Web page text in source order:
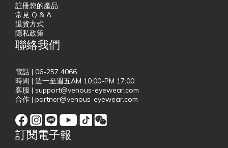
註冊您的產品
常見 Q & A
退貨方式
隱私政策
聯絡我們
電話 | 06-257 4066
時間 | 週一至週五AM 10:00-PM 17:00
客服 | support@venous-eyewear.com
合作 | partner@venous-eyewear.com
訂閱電子報